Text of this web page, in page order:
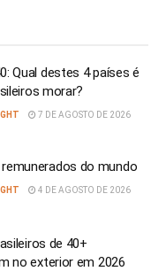
Qual destes 4 países é
morar?
7 DE AGOSTO DE 2026
do mundo
4 DE AGOSTO DE 2026
de 40+
no exterior em 2026